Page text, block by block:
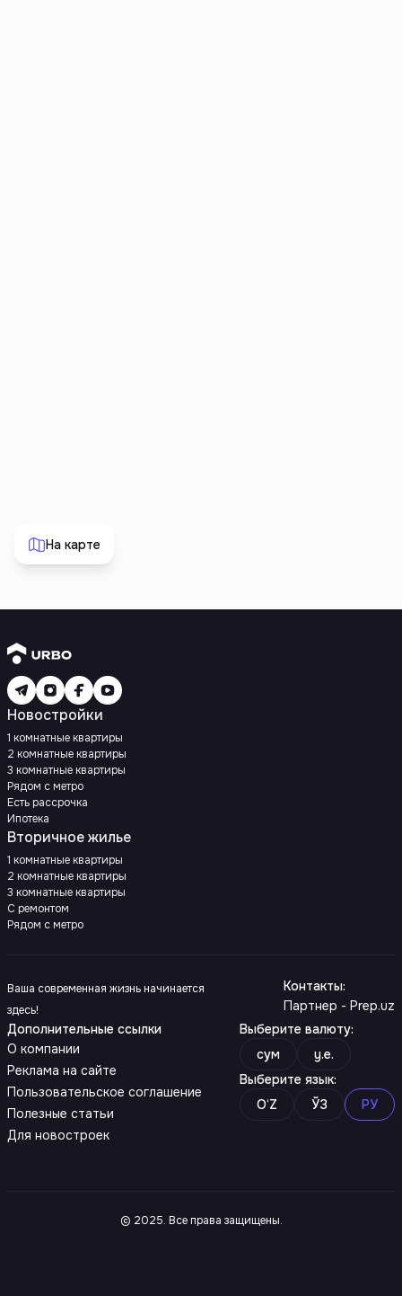
На карте
Новостройки
1 комнатные квартиры
2 комнатные квартиры
3 комнатные квартиры
Рядом с метро
Есть рассрочка
Ипотека
Вторичное жилье
1 комнатные квартиры
2 комнатные квартиры
3 комнатные квартиры
С ремонтом
Рядом с метро
Ваша современная жизнь начинается
здесь!
Контакты:
Партнер - Prep.uz
Дополнительные ссылки
О компании
Реклама на сайте
Пользовательское соглашение
Полезные статьи
Для новостроек
Выберите валюту:
сум
y.e.
Выберите язык:
O‘Z
ЎЗ РУ
© 2025. Все права защищены.